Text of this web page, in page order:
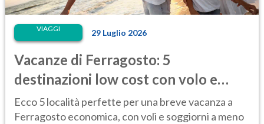
VIAGGI 29 Luglio 2026
Vacanze di Ferragosto: 5
destinazioni low cost con volo e
hotel sotto i 500 euro
Ecco 5 località perfette per una breve vacanza a
Ferragosto economica, con voli e soggiorni a meno